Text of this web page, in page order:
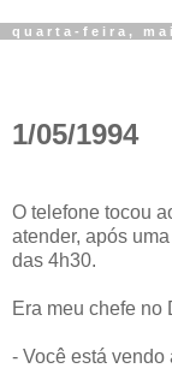
quarta-feira,
1/05/1994
O telefone tocou
atender, após
das 4h30.
Era meu chefe no
- Você está vendo